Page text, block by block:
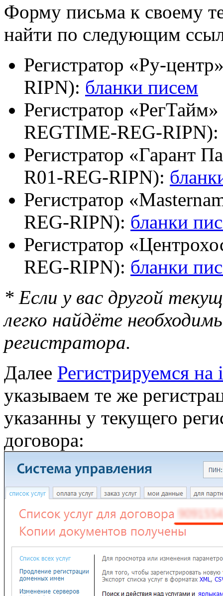
Форму письма к своему
найти по следующим
Регистратор «Ру-
RIPN): бланки писем
Регистратор
REGTIME-REG-RIPN):
Регистратор «Гарант
R01-REG-RIPN):
Регистратор
REG-RIPN): бланки
Регистратор
REG-RIPN): бланки
* Если у вас другой
легко найдёте
регистратора.
Далее Регистрируемся на
указываем те же
указанны у текущего
договора: